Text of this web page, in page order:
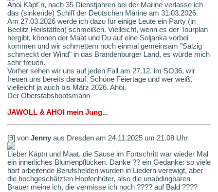
Ahoi Käpt´n, nach 35 Dienstjahren bei der Marine verlasse ich
das (sinkende) Schiff der Deutschen Marine am 31.03.2026.
Am 27.03.2026 werde ich dazu für einige Leute ein Party (in
Beelitz Heilstätten) schmeißen. Vielleicht, wenn es der Tourplan
hergibt, können der Maat und Du auf eine Soljanka vorbei
kommen und wir schmettern noch einmal gemeinsam "Salzig
schmeckt der Wind" in das Brandenburger Land, es würde mich
sehr freuen.
Vorher sehen wir uns auf jeden Fall am 27.12. im SO36, wir
freuen uns bereits darauf. Schöne Feiertage und wer weiß,
vielleicht ja auch bis März 2026. Ahoi,
Der Oberstabsbootsmann
JAWOLL & AHOI mein Jung...
[9] von Jenny aus Dresden am 24.11.2025 um 21.08 Uhr
Lieber Käptn und Maat, die Sause im Fortschritt war wieder Mal
ein innerliches Blumenpflücken. Danke ?? ein Gedanke: so viele
hart arbeitende Berufshelden wurden in Liedern verewigt, aber
die hochgeschätzten Hopfenhüter, also die unabdingbaren
Brauer meine ich, die vermisse ich noch ???? auf Bald ????